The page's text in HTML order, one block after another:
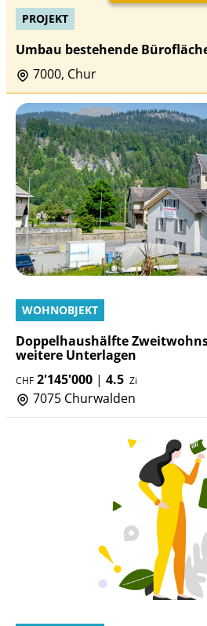
PROJEKT
Umbau bestehende
7000, Chur
WOHNOBJEKT
Doppelhaushälfte
weitere Unterlagen
CHF 2'145'000 | 4.5 Zi
7075 Churwalden